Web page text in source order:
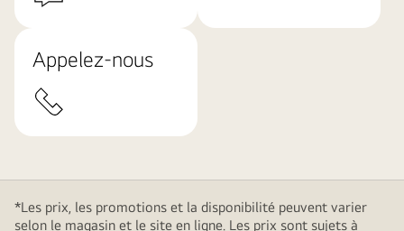
Appelez-nous
*Les prix, les promotions et la disponibilité peuvent varier
selon le magasin et le site en ligne. Les prix sont sujets à